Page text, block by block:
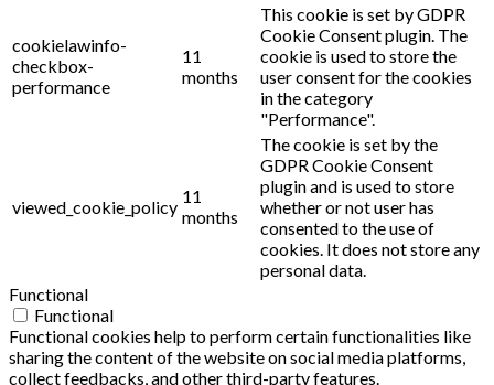
cookielawinfo-
checkbox-
performance
11
months
This cookie is set by GDPR
Cookie Consent plugin. The
cookie is used to store the
user consent for the cookies
in the category
"Performance".
viewed_cookie_policy
11
months
The cookie is set by the
GDPR Cookie Consent
plugin and is used to store
whether or not user has
consented to the use of
cookies. It does not store any
personal data.
Functional
Functional
Functional cookies help to perform certain functionalities like
sharing the content of the website on social media platforms,
collect feedbacks, and other third-party features.